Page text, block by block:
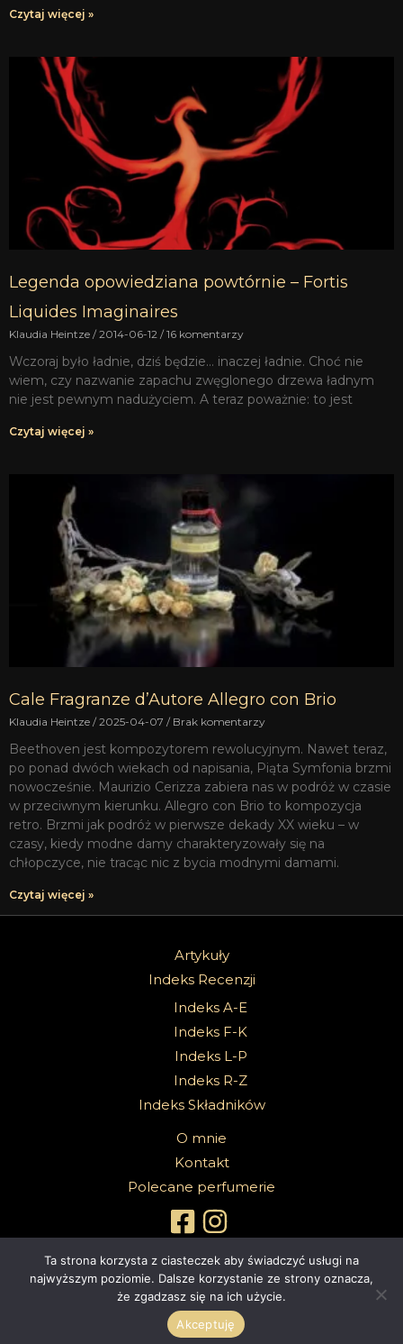
Czytaj więcej »
Legenda opowiedziana powtórnie – Fortis
Liquides Imaginaires
Klaudia Heintze 2014-06-12 16 komentarzy
Wczoraj było ładnie, dziś będzie… inaczej ładnie. Choć nie
wiem, czy nazwanie zapachu zwęglonego drzewa ładnym
nie jest pewnym nadużyciem. A teraz poważnie: to jest
Czytaj więcej »
Cale Fragranze d’Autore Allegro con Brio
Klaudia Heintze 2025-04-07 Brak komentarzy
Beethoven jest kompozytorem rewolucyjnym. Nawet teraz,
po ponad dwóch wiekach od napisania, Piąta Symfonia brzmi
nowocześnie. Maurizio Cerizza zabiera nas w podróż w czasie
w przeciwnym kierunku. Allegro con Brio to kompozycja
retro. Brzmi jak podróż w pierwsze dekady XX wieku – w
czasy, kiedy modne damy charakteryzowały się na
chłopczyce, nie tracąc nic z bycia modnymi damami.
Czytaj więcej »
Artykuły
Indeks Recenzji
Indeks A-E
Indeks F-K
Indeks L-P
Indeks R-Z
Indeks Składników
O mnie
Kontakt
Polecane perfumerie
Copyright 2026 @Sabbath Of Senses | Z dumą wspierane przez
4ec.eu - strony www i sklepy internetowe
Ta strona korzysta z ciasteczek aby świadczyć usługi na
najwyższym poziomie. Dalsze korzystanie ze strony oznacza,
że zgadzasz się na ich użycie.
Akceptuję